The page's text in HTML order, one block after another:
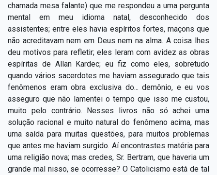
chamada mesa falante) que me respondeu a uma pergunta
mental em meu idioma natal, desconhecido dos
assistentes; entre eles havia espíritos fortes, maçons que
não acreditavam nem em Deus nem na alma. A coisa lhes
deu motivos para refletir; eles leram com avidez as obras
espíritas de Allan Kardec; eu fiz como eles, sobretudo
quando vários sacerdotes me haviam assegurado que tais
fenômenos eram obra exclusiva do... demônio, e eu vos
asseguro que não lamentei o tempo que isso me custou,
muito pelo contrário. Nesses livros não só achei uma
solução racional e muito natural do fenômeno acima, mas
uma saída para muitas questões, para muitos problemas
que antes me haviam surgido. Aí encontrastes matéria para
uma religião nova; mas credes, Sr. Bertram, que haveria um
grande mal nisso, se ocorresse? O Catolicismo está de tal